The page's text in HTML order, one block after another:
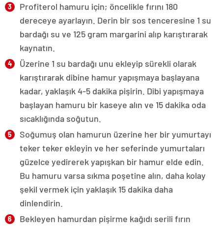
Profiterol hamuru için; öncelikle fırını 180
dereceye ayarlayın. Derin bir sos tenceresine 1 su
bardağı su ve 125 gram margarini alıp karıştırarak
kaynatın.
Üzerine 1 su bardağı unu ekleyip sürekli olarak
karıştırarak dibine hamur yapışmaya başlayana
kadar, yaklaşık 4-5 dakika pişirin. Dibi yapışmaya
başlayan hamuru bir kaseye alın ve 15 dakika oda
sıcaklığında soğutun.
Soğumuş olan hamurun üzerine her bir yumurtayı
teker teker ekleyin ve her seferinde yumurtaları
güzelce yedirerek yapışkan bir hamur elde edin.
Bu hamuru varsa sıkma poşetine alın, daha kolay
şekil vermek için yaklaşık 15 dakika daha
dinlendirin.
Bekleyen hamurdan pişirme kağıdı serili fırın